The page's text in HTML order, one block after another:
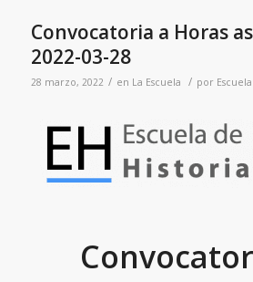
Convocatoria a Horas
2022-03-28
28 marzo, 2022 / en La Escuela / por